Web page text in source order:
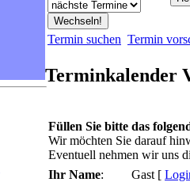
Termin suchen Termin
Terminkalender
Füllen Sie bitte das
Wir möchten Sie darauf
Eventuell nehmen wir uns
Ihr Name: Gast [